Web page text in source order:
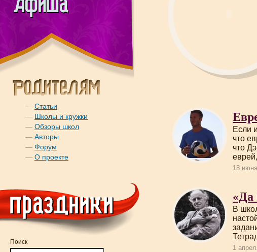
— Статьи
— Школы и кружки
— Обзоры школ
— Авторы
— Форум
— О проекте
Поиск
Если
что
что
18
«Да
В
1